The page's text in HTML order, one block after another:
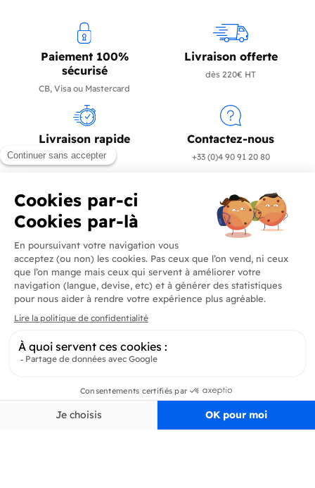
Paiement 100%
sécurisé
CB, Visa ou Mastercard
Livraison offerte
dès 220€ HT
Livraison rapide
en 24/72h
Contactez-nous
+33 (0)4 90 91 20 80